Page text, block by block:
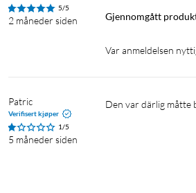
5/5
2 måneder siden Gjennomgått
Var anmeldelsen
Patric
Verifisert kjøper
1/5
5 måneder siden
Den var därlig